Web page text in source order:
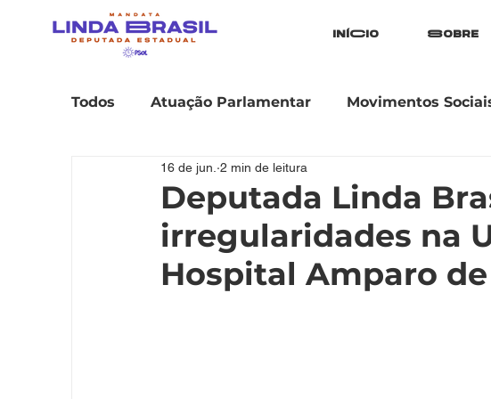
iníCio Sobre
Todos Atuação Parlamentar Movimentos
Deputada Linda
irregularidades na
Hospital Amparo
16 de jun. 2 min de leitura